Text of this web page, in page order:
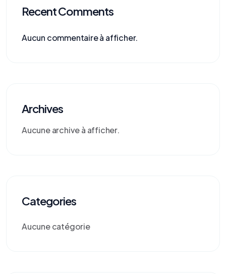
Recent Comments
Aucun commentaire à afficher.
Archives
Aucune archive à afficher.
Categories
Aucune catégorie